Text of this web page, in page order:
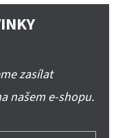
zasílat
našem e-shopu.